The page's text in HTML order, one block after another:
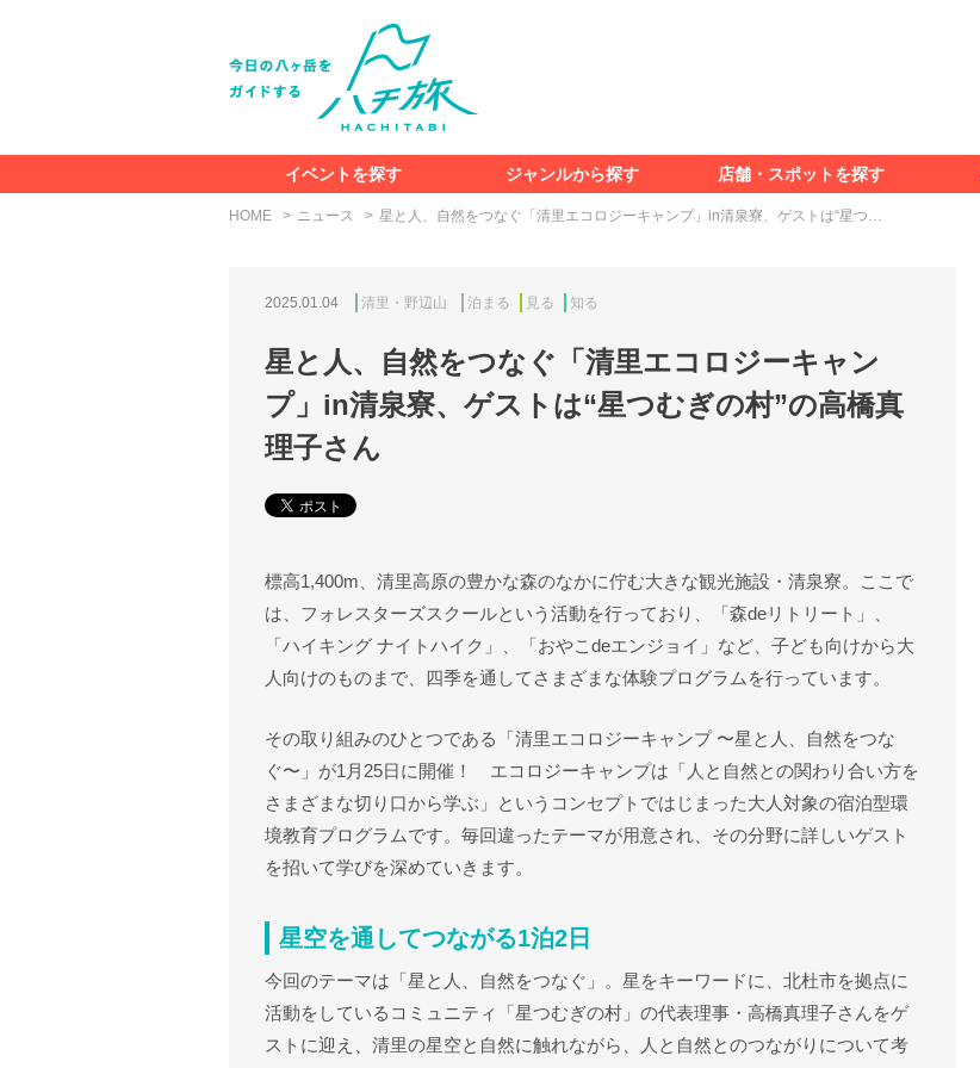
イベントを探す
ジャンルから探す
食べる
見る
知る
遊ぶ
特集＆レポート
店舗・スポットを探す
HOME ニュース 星と人、自然をつなぐ「清里エコロジーキャンプ」in清泉寮、ゲストは“星つ…
2025.01.04 清里・野辺山 泊まる 見る 知る
星と人、自然をつなぐ「清里エコロジーキャン
プ」in清泉寮、ゲストは“星つむぎの村”の高橋真
理子さん
標高1,400m、清里高原の豊かな森のなかに佇む大きな観光施設・清泉寮。ここで
は、フォレスターズスクールという活動を行っており、「森deリトリート」、
「ハイキング ナイトハイク」、「おやこdeエンジョイ」など、子ども向けから大
人向けのものまで、四季を通してさまざまな体験プログラムを行っています。
その取り組みのひとつである「清里エコロジーキャンプ 〜星と人、自然をつな
ぐ〜」が1月25日に開催！ エコロジーキャンプは「人と自然との関わり合い方を
さまざまな切り口から学ぶ」というコンセプトではじまった大人対象の宿泊型環
境教育プログラムです。毎回違ったテーマが用意され、その分野に詳しいゲスト
を招いて学びを深めていきます。
星空を通してつながる1泊2日
今回のテーマは「星と人、自然をつなぐ」。星をキーワードに、北杜市を拠点に
活動をしているコミュニティ「星つむぎの村」の代表理事・高橋真理子さんをゲ
ストに迎え、清里の星空と自然に触れながら、人と自然とのつながりについて考